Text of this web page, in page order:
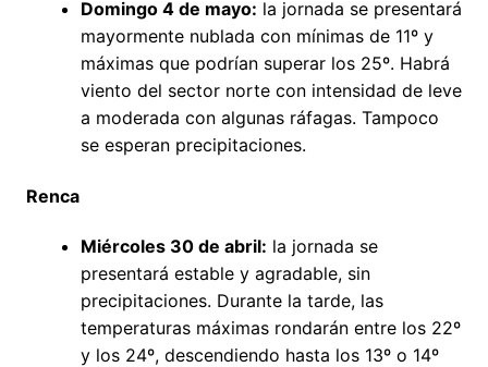
Domingo 4 de mayo: la jornada se presentará
mayormente nublada con mínimas de 11º y
máximas que podrían superar los 25º. Habrá
viento del sector norte con intensidad de leve
a moderada con algunas ráfagas. Tampoco
se esperan precipitaciones.
Renca
Miércoles 30 de abril: la jornada se
presentará estable y agradable, sin
precipitaciones. Durante la tarde, las
temperaturas máximas rondarán entre los 22º
y los 24º, descendiendo hasta los 13º o 14º